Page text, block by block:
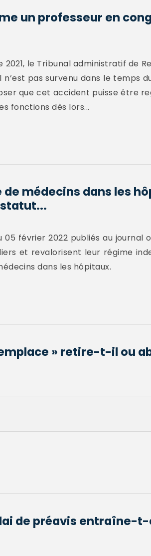
un professeur en
le Tribunal administratif de
pas survenu dans le temps
que cet accident puisse être
fonctions dès lors...
médecins dans les
février 2022 publiés au journal
et revalorisent leur régime
dans les hôpitaux.
» retire-t-il ou
de préavis entraîne-